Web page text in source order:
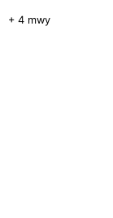
+ 4 mwy